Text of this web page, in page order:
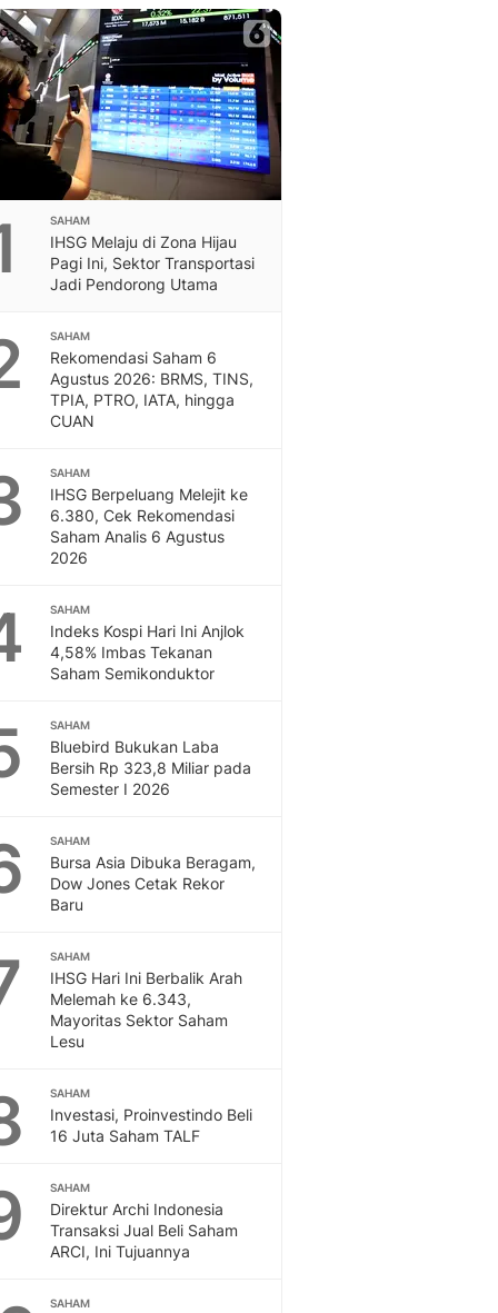
SAHAM
IHSG Melaju di Zona Hijau
Pagi Ini, Sektor Transportasi
Jadi Pendorong Utama
SAHAM
Rekomendasi Saham 6
Agustus 2026: BRMS, TINS,
TPIA, PTRO, IATA, hingga
CUAN
SAHAM
IHSG Berpeluang Melejit ke
6.380, Cek Rekomendasi
Saham Analis 6 Agustus
2026
SAHAM
Indeks Kospi Hari Ini Anjlok
4,58% Imbas Tekanan
Saham Semikonduktor
SAHAM
Bluebird Bukukan Laba
Bersih Rp 323,8 Miliar pada
Semester I 2026
SAHAM
Bursa Asia Dibuka Beragam,
Dow Jones Cetak Rekor
Baru
SAHAM
IHSG Hari Ini Berbalik Arah
Melemah ke 6.343,
Mayoritas Sektor Saham
Lesu
SAHAM
Investasi, Proinvestindo Beli
16 Juta Saham TALF
SAHAM
Direktur Archi Indonesia
Transaksi Jual Beli Saham
ARCI, Ini Tujuannya
SAHAM